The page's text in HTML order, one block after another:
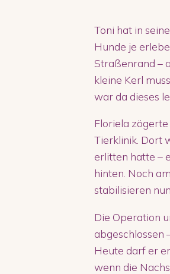
Toni hat in
Hunde je
Straßenrand –
kleine Kerl
war da dieses
Floriela
Tierklinik. Dort
erlitten hatte –
hinten. Noch
stabilisieren
Die Operation
abgeschlossen
Heute darf er
wenn die